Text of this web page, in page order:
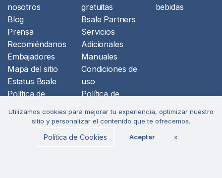
nosotros
Blog
Prensa
Recomiéndanos
Embajadores
Mapa del sitio
Estatus Bsale
Política de
gratuitas
Bsale Partners
Servicios
Adicionales
Manuales
Condiciones de
uso
Política de
Libro de
tuboleta.app
bebidas
Utilizamos cookies para mejorar tu experiencia, optimizar nuestro
sitio y personalizar el contenido que te ofrecemos.
Política de Cookies Aceptar x